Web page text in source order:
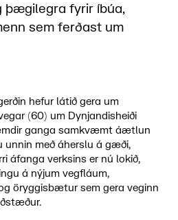
þægilegra fyrir íbúa,
sem ferðast um
hefur látið gera um
(60) um Dynjandisheiði
ganga samkvæmt áætlun
unnin með áherslu á gæði,
áfanga verksins er nú lokið,
á nýjum vegfláum,
öryggisbætur sem gera veginn